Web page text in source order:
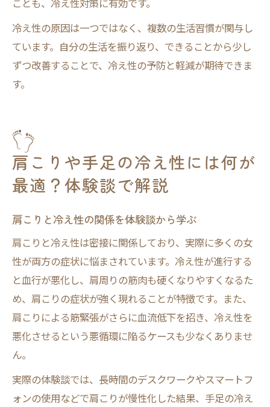
ことも、冷え性対策に有効です。
冷え性の原因は一つではなく、複数の生活習慣が関与し
ています。自分の生活を振り返り、できることから少し
ずつ改善することで、冷え性の予防と軽減が期待できま
す。
肩こりや手足の冷え性には何が
最適？体験談で解説
肩こりと冷え性の関係を体験談から学ぶ
肩こりと冷え性は密接に関係しており、実際に多くの女
性が両方の症状に悩まされています。冷え性が進行する
と血行が悪化し、肩周りの筋肉も硬くなりやすくなるた
め、肩こりの症状が強く現れることが特徴です。また、
肩こりによる筋緊張がさらに血流低下を招き、冷え性を
悪化させるという悪循環に陥るケースも少なくありませ
ん。
実際の体験談では、長時間のデスクワークやスマートフ
ォンの使用などで肩こりが慢性化した結果、手足の冷え